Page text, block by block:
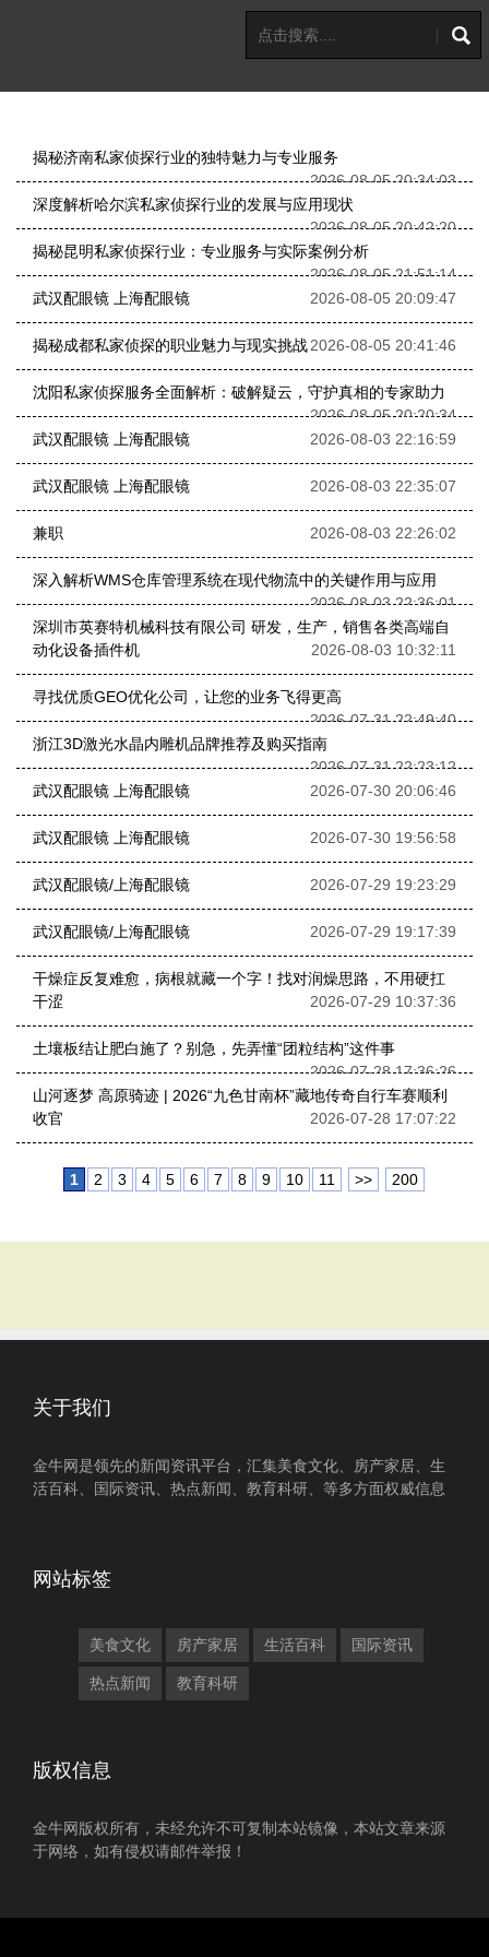
揭秘济南私家侦探行业的独特魅力与专业服务
2026-08-05 20:34:03
深度解析哈尔滨私家侦探行业的发展与应用现状
2026-08-05 20:42:20
揭秘昆明私家侦探行业：专业服务与实际案例分析
2026-08-05 21:51:14
武汉配眼镜 上海配眼镜
2026-08-05 20:09:47
揭秘成都私家侦探的职业魅力与现实挑战2026-08-05 20:41:46
沈阳私家侦探服务全面解析：破解疑云，守护真相的专家助力
2026-08-05 20:20:34
武汉配眼镜 上海配眼镜
2026-08-03 22:16:59
武汉配眼镜 上海配眼镜 2026-08-03 22:35:07
兼职 2026-08-03 22:26:02
深入解析WMS仓库管理系统在现代物流中的关键作用与应用
2026-08-03 22:36:01
深圳市英赛特机械科技有限公司 研发，生产，销售各类高端自
动化设备插件机
2026-08-03 10:32:11
寻找优质GEO优化公司，让您的业务飞得更高
2026-07-31 22:49:40
浙江3D激光水晶内雕机品牌推荐及购买指南
2026-07-31 22:23:12
武汉配眼镜 上海配眼镜
2026-07-30 20:06:46
武汉配眼镜 上海配眼镜 2026-07-30 19:56:58
武汉配眼镜/上海配眼镜 2026-07-29 19:23:29
武汉配眼镜/上海配眼镜 2026-07-29 19:17:39
干燥症反复难愈，病根就藏一个字！找对润燥思路，不用硬扛
干涩
2026-07-29 10:37:36
土壤板结让肥白施了？别急，先弄懂“团粒结构”这件事
2026-07-28 17:36:26
山河逐梦 高原骑迹 | 2026“九色甘南杯”藏地传奇自行车赛顺利
收官
2026-07-28 17:07:22
1 2 3 4 5 6 7 8 9 10 11 >> 200
关于我们
金牛网是领先的新闻资讯平台，汇集美食文化、房产家居、生
活百科、国际资讯、热点新闻、教育科研、等多方面权威信息
网站标签
美食文化 房产家居 生活百科 国际资讯
热点新闻 教育科研
版权信息
金牛网版权所有，未经允许不可复制本站镜像，本站文章来源
于网络，如有侵权请邮件举报！